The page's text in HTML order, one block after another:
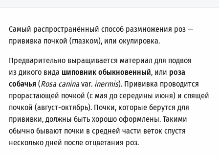
Самый распространённый способ размножения роз —
прививка почкой (глазком), или окулировка.
Предварительно выращивается материал для подвоя
из дикого вида шиповник обыкновенный, или роза
собачья (Rosa canina var. inermis). Прививка проводится
прорастающей почкой (с мая до середины июня) и спящей
почкой (август-октябрь). Почки, которые берутся для
прививки, должны быть хорошо оформлены. Такими
обычно бывают почки в средней части веток спустя
несколько дней после отцветания роз.